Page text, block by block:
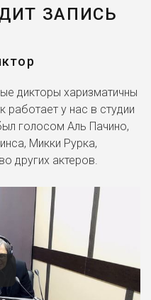
ЗАПИСЬ
дикторы харизматичны
работает у нас в студии
голосом Аль Пачино,
Микки Рурка,
других актеров.